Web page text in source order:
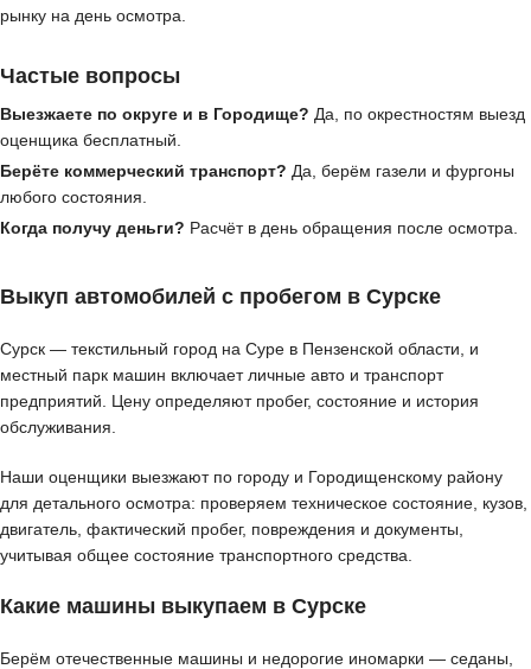
рынку на день осмотра.
Частые вопросы
Выезжаете по округе и в Городище? Да, по окрестностям выезд
оценщика бесплатный.
Берёте коммерческий транспорт? Да, берём газели и фургоны
любого состояния.
Когда получу деньги? Расчёт в день обращения после осмотра.
Выкуп автомобилей с пробегом в Сурске
Сурск — текстильный город на Суре в Пензенской области, и
местный парк машин включает личные авто и транспорт
предприятий. Цену определяют пробег, состояние и история
обслуживания.
Наши оценщики выезжают по городу и Городищенскому району
для детального осмотра: проверяем техническое состояние, кузов,
двигатель, фактический пробег, повреждения и документы,
учитывая общее состояние транспортного средства.
Какие машины выкупаем в Сурске
Берём отечественные машины и недорогие иномарки — седаны,